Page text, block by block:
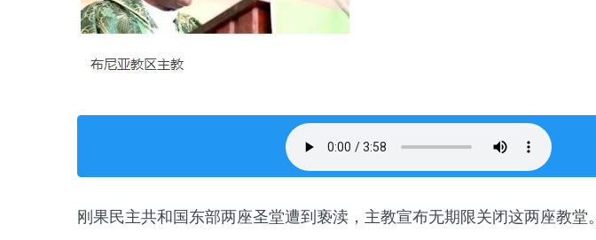
刚果民主共和国东部两座圣堂遭到亵渎，主教宣布无期限关闭这两座教堂。